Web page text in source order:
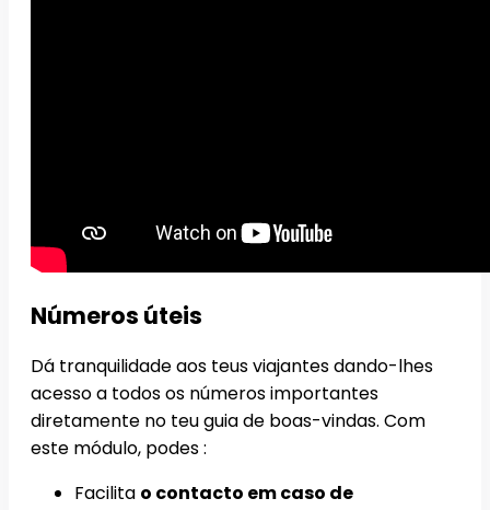
Números úteis
Dá tranquilidade aos teus viajantes dando-lhes
acesso a todos os números importantes
diretamente no teu guia de boas-vindas. Com
este módulo, podes :
Facilita o contacto em caso de